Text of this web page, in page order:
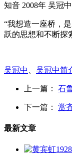
知音 2008年 吴冠
“我想造一座桥，
跃的思想和不断探
吴冠中 吴冠中简
上一篇： 石
下一篇： 赏
最新文章